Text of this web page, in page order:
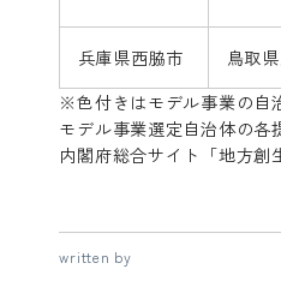
兵庫県西脇市 鳥取
※色付きはモデル事業の自
モデル事業選定自治体の各
内閣府総合サイト「地方創
written by